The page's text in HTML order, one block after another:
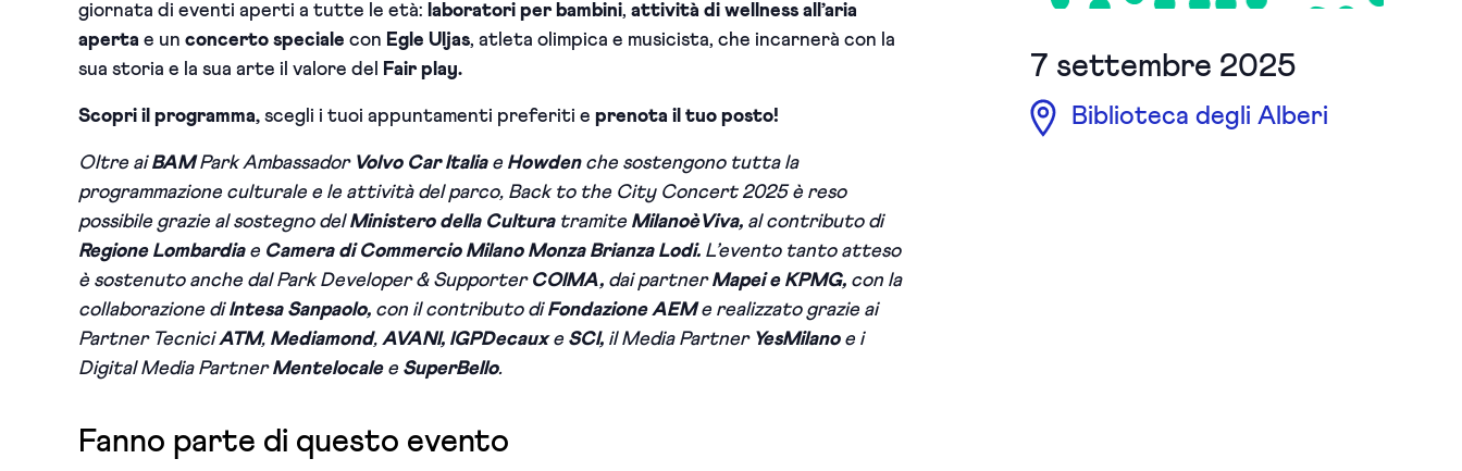
giornata di eventi aperti a tutte le età: laboratori per bambini, attività di wellness all’aria
aperta e un concerto speciale con Egle Uljas, atleta olimpica e musicista, che incarnerà con la
sua storia e la sua arte il valore del
Fair play.
Scopri il programma, scegli i tuoi appuntamenti preferiti e prenota il tuo posto!
Oltre aiBAMPark Ambassador Volvo Car Italiae Howden che sostengono tutta la
programmazione culturale e le attività del parco, Back to the City Concert 2025 è reso
possibile grazie al sostegno delMinistero della Cultura tramite MilanoèViva, alcontributo di
Regione Lombardia e Camera di Commercio Milano Monza Brianza Lodi. L’evento tanto atteso
è sostenuto anche dal Park Developer & SupporterCOIMA, dai partnerMapei e KPMG, con la
collaborazione diIntesa Sanpaolo, con il contributo diFondazione AEMe realizzato grazie ai
Partner TecniciATM, Mediamond, AVANI, IGPDecauxe SCI, il Media PartnerYesMilanoe i
Digital Media PartnerMentelocale e SuperBello.
7 settembre 2025
Biblioteca degli Alberi
Fanno parte di questo evento